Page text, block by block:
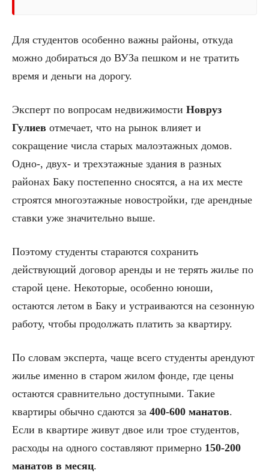
Для студентов особенно важны районы, откуда
можно добираться до ВУЗа пешком и не тратить
время и деньги на дорогу.
Эксперт по вопросам недвижимости Новруз
Гулиев отмечает, что на рынок влияет и
сокращение числа старых малоэтажных домов.
Одно-, двух- и трехэтажные здания в разных
районах Баку постепенно сносятся, а на их месте
строятся многоэтажные новостройки, где арендные
ставки уже значительно выше.
Поэтому студенты стараются сохранить
действующий договор аренды и не терять жилье по
старой цене. Некоторые, особенно юноши,
остаются летом в Баку и устраиваются на сезонную
работу, чтобы продолжать платить за квартиру.
По словам эксперта, чаще всего студенты арендуют
жилье именно в старом жилом фонде, где цены
остаются сравнительно доступными. Такие
квартиры обычно сдаются за 400-600 манатов.
Если в квартире живут двое или трое студентов,
расходы на одного составляют примерно 150-200
манатов в месяц.